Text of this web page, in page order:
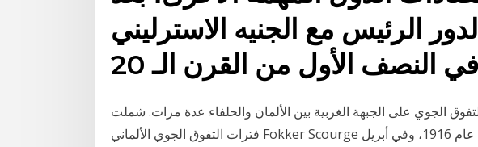
الرئيس مع الجنيه الاسترليني
الجوي على الجبهة الغربية بين الألمان والحلفاء عدة مرات. شملت
فترات التفوق الجوي الألماني Fokker Scourge في أواخر عام 1915 إلى أوائل عام 1916، وفي أبريل